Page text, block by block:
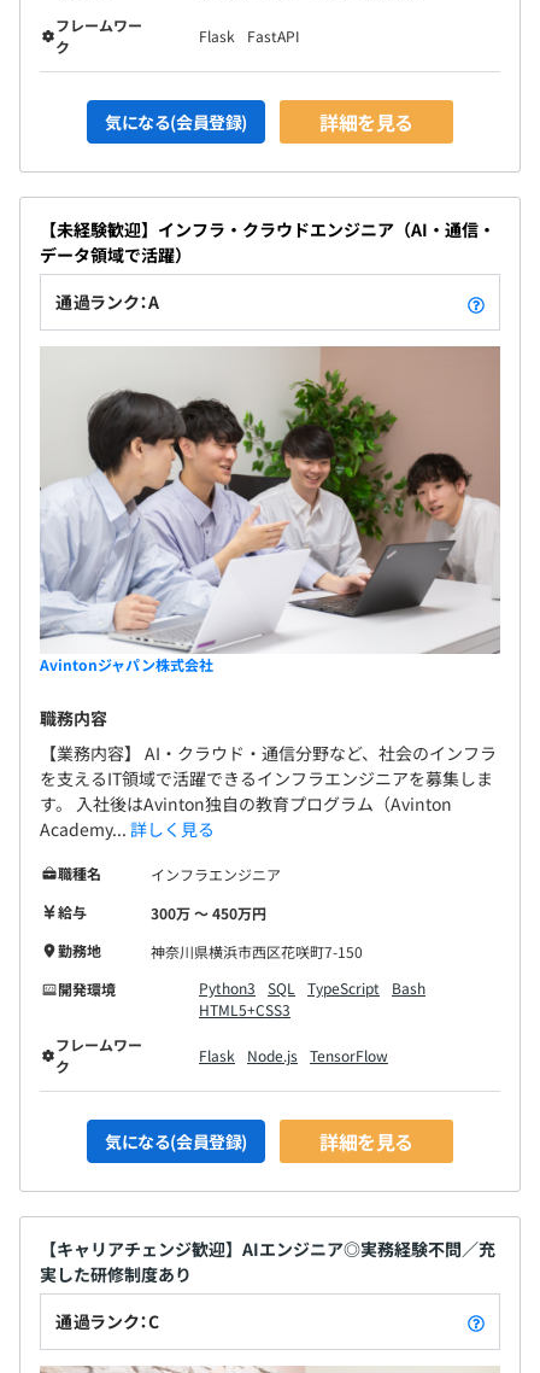
フレームワー
ク
Flask FastAPI
気になる(会員登録) 詳細を見る
【未経験歓迎】インフラ・クラウドエンジニア（AI・通信・
データ領域で活躍）
通過ランク：A
Avintonジャパン株式会社
職務内容
【業務内容】 AI・クラウド・通信分野など、社会のインフラ
を支えるIT領域で活躍できるインフラエンジニアを募集しま
す。 入社後はAvinton独自の教育プログラム（Avinton
Academy... 詳しく見る
職種名
インフラエンジニア
給与
300万 〜 450万円
勤務地
神奈川県横浜市西区花咲町7-150
開発環境
Python3 SQL TypeScript
Bash
HTML5+CSS3
フレームワー
ク
Flask Node.js TensorFlow
気になる(会員登録) 詳細を見る
【キャリアチェンジ歓迎】AIエンジニア◎実務経験不問／充
実した研修制度あり
通過ランク：C